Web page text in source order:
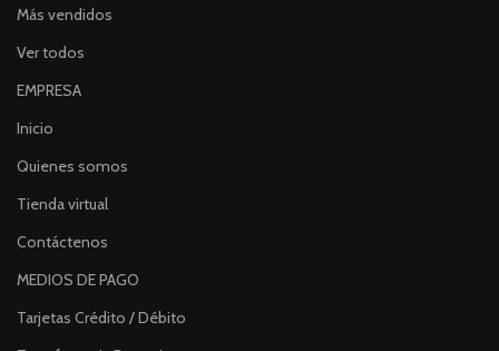
Más vendidos
Ver todos
EMPRESA
Inicio
Quienes somos
Tienda virtual
Contáctenos
MEDIOS DE PAGO
Tarjetas Crédito / Débito